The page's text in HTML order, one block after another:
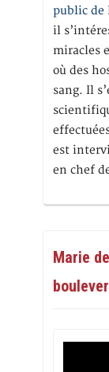
public de
il
miracles
où des
sang. Il
est
en chef
Marie